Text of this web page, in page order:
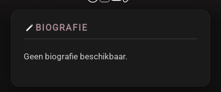
BIOGRAFIE
Geen biografie beschikbaar.